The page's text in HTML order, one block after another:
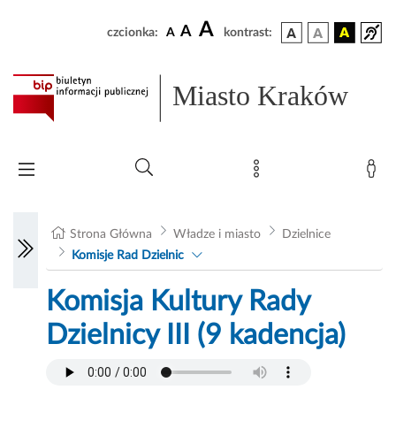
czcionka: A A A kontrast:
Miasto Kraków
Strona Główna Władze i miasto
Dzielnice
Komisje Rad Dzielnic
Komisja Kultury Rady
Dzielnicy III (9 kadencja)